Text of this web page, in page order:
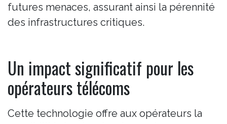
futures menaces, assurant ainsi la pérennité
des infrastructures critiques.
Un impact significatif pour les
opérateurs télécoms
Cette technologie offre aux opérateurs la